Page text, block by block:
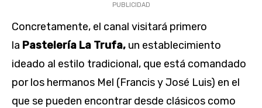
PUBLICIDAD
Concretamente, el canal visitará primero
la Pastelería La Trufa, un establecimiento
ideado al estilo tradicional, que está comandado
por los hermanos Mel (Francis y José Luis) en el
que se pueden encontrar desde clásicos como